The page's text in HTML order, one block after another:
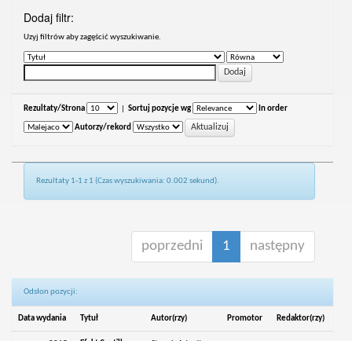
Dodaj filtr:
Uzyj filtrów aby zagęścić wyszukiwanie.
Rezultaty/Strona Sortuj pozycje wg In order
Autorzy/rekord
Rezultaty 1-1 z 1 (Czas wyszukiwania: 0.002 sekund).
poprzedni 1 następny
Odsłon pozycji:
Data wydania Tytuł Autor(rzy) Promotor Redaktor(rzy)